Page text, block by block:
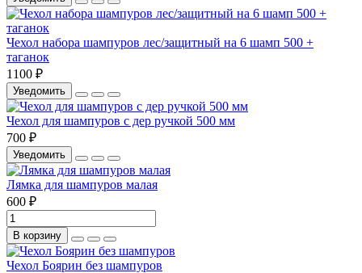
Чехол набора шампуров лес/защитный на 6 шамп 500 +
таганок
1100 ₽
Уведомить
Чехол для шампуров с дер ручкой 500 мм
700 ₽
Уведомить
Лямка для шампуров малая
600 ₽
В корзину
Чехол Боярин без шампуров